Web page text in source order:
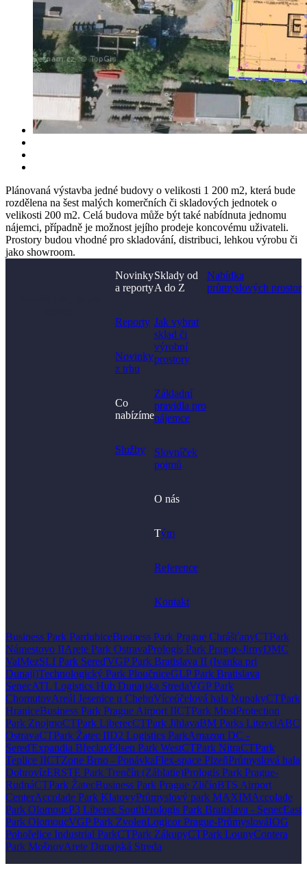
Plánovaná výstavba jedné budovy o velikosti 1 200 m2, která bude
rozdělena na šest malých komerčních či skladových jednotek o
velikosti 200 m2. Celá budova může být také nabídnuta jednomu
nájemci, případně je možnost jejího prodeje koncovému uživateli.
Prostory budou vhodné pro skladování, distribuci, lehkou výrobu či
jako showroom.
Novinky
a reporty
Reporty
Novinky
z trhu
Co
nabízíme
Služby
Sklady od
A do Z
Jak vybrat
sklad či
výrobní
prostory​
Základní
pravidla pro
nájemce
Slovníček
pojmů
O nás
Tým
Reference
Kontakt
Nabídka
průmyslových prostor
Business Park PardubiceBusiness Park Prague ChrášťanyCTPark
Námestovo IIArete Park OstravaPrologis Park Prague-JirnyDMC
ValMezSLI Park SereďVGP Park Bratislava II (Ivanka pri
Dunaji)Technologický Park PloučniceGLP Park Bratislava
SenecATL Logistics Hub Dunajska StredaVGP Park
ChomutovAreál Jesenice u ChebuVíceúčelová hala NupakyCTPark
HraniceBusiness Park Prague Airport IICTPark MostProtection
Park ZnojmoCTPark LiberecCTPark JihlavaBM Parks LitovelABC
OstravaCTPark Žatec IID2 Logistics ParkAmazon DC -
SereďExpandia BřeclavPilsen Park WestCTPark NitraCTPark
Teplice IICTZone Brno - PonávkaFlex-space PlzeňPrůmyslová hala
DobrovízERSTE Park Trenčín (Záblatie)Prologis Park Prague-
RudnáCTPark ŽatecBusiness Park Prague ZličínBTS Airport
CenterAccolade Park KlatovyPrůmyslový park MAXIMAccolade
Park OlomoucP3 Liberec SouthPrologis Park Bratislava - SenecEast
Park OlomoucVGP Park ZvolenLogicor Prague-PrůmyslováIOG
Pohořelice Industrial ParkCTPark ZákupyCTPark LounyContera
Park MošnovArete Dunajská Streda